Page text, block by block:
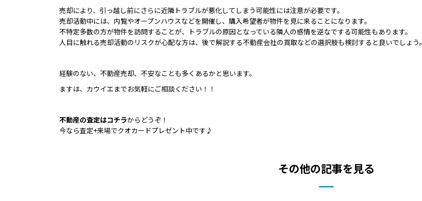
売却により、引っ越し前にさらに近隣トラブルが悪化してしまう可能性には注意が必要です。
売却活動中には、内覧やオープンハウスなどを開催し、購入希望者が物件を見に来ることになります。
不特定多数の方が物件を訪問することが、トラブルの原因となっている隣人の感情を逆なでする可能性もあります。
人目に触れる売却活動のリスクが心配な方は、後で解説する不動産会社の買取などの選択肢も検討すると良いでしょう。
経験のない、不動産売却、不安なことも多くあるかと思います。
ますは、カウイエまでお気軽にご相談ください！！
不動産の査定はコチラからどうぞ！
今なら査定+来場でクオカードプレゼント中です♪
その他の記事を見る